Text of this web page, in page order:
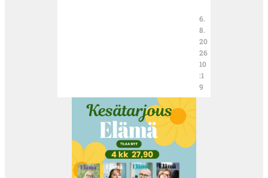
6.
8.
20
26
10
:1
9